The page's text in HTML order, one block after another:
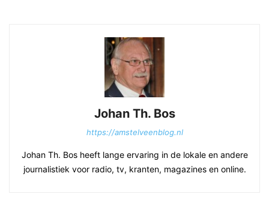
Johan Th. Bos
https://amstelveenblog.nl
Johan Th. Bos heeft lange ervaring in de lokale en andere
journalistiek voor radio, tv, kranten, magazines en online.